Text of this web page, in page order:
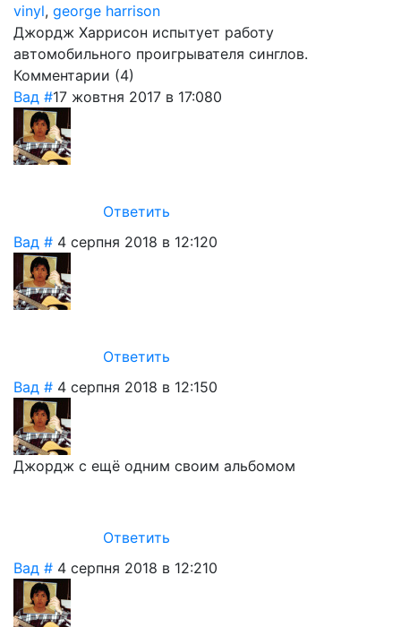
vinyl, george harrison
Джордж Харрисон испытует работу
автомобильного проигрывателя синглов.
Комментарии (4)
Вад #17 жовтня 2017 в 17:080
Ответить
Вад # 4 серпня 2018 в 12:120
Ответить
Вад # 4 серпня 2018 в 12:150
Джордж с ещё одним своим альбомом
Ответить
Вад # 4 серпня 2018 в 12:210